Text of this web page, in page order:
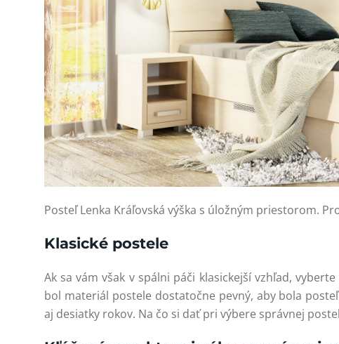
Posteľ Lenka Kráľovská výška s úložným priestorom.
Klasické postele
Ak sa vám však v spálni páči klasickejší vzhľad,
bol materiál postele dostatočne pevný, aby bola
aj desiatky rokov. Na čo si dať pri výbere správnej